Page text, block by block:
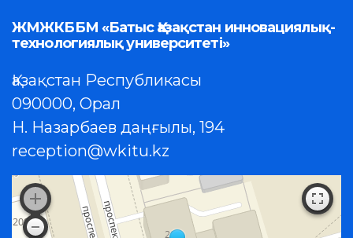
ЖМЖКББМ «Батыс Қазақстан инновациялық-
технологиялық университеті»
Қазақстан Республикасы
090000, Орал
Н. Назарбаев даңғылы, 194
reception@wkitu.kz